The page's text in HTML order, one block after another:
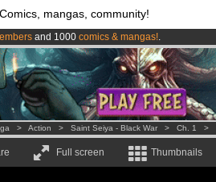
Comics, mangas, community!
and 1000 comics & mangas!.
is now LIVE!.
from3.95 euros per month !Get membership
> Action > Saint Seiya - Black War > Ch. 1 >
Full screen Thumbnails